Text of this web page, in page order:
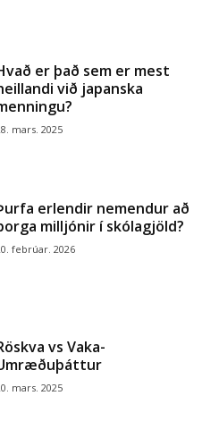
er það sem er mest
við japanska
mars. 2025
erlendir nemendur að
milljónir í skólagjöld?
febrúar. 2026
vs Vaka-
mars. 2025